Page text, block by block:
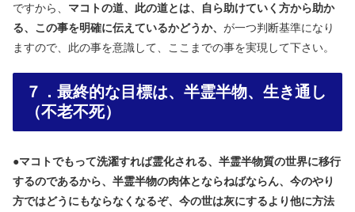
ですから、 マコトの道、此の道とは、自ら助けていく方から助か
る、この事を明確に伝えているかどうか、 が一つ判断基準になり
ますので、此の事を意識して、ここまでの事を実現して下さい。
７．最終的な目標は、半霊半物、生き通し
（不老不死）
●マコトでもって洗濯すれば霊化される、半霊半物質の世界に移行
するのであるから、半霊半物の肉体とならねばならん、今のやり
方ではどうにもならなくなるぞ、今の世は灰にするより他に方法